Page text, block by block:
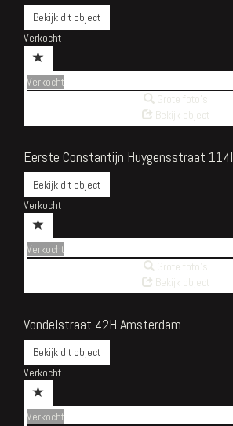
Bekijk dit object
Verkocht
Verkocht
Grote foto's
Bekijk object
Eerste Constantijn Huygensstraat 114I
Bekijk dit object
Verkocht
Verkocht
Grote foto's
Bekijk object
Vondelstraat 42H Amsterdam
Bekijk dit object
Verkocht
Verkocht